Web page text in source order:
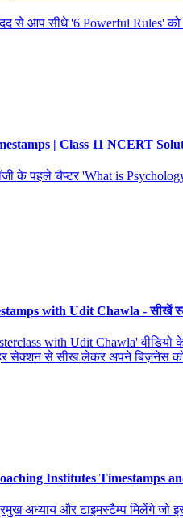
से आप सीधे '6 Powerful Rules'
| Class 11 NCERT
के पहले चैप्टर 'What is
with Udit Chawla - सीखें
with Udit Chawla' वीडियो
सेक्शन से सीख लेकर अपने बिज़नेस
Institutes Timestamps
अध्याय और टाइमस्टैम्प मिलेंगे जो